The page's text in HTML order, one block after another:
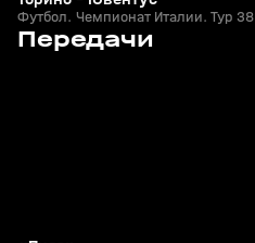
Футбол. Чемпионат Италии. Тур 38
Передачи
07 авг, 13:28